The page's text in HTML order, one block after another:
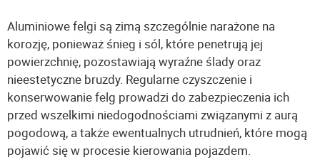
Aluminiowe felgi są zimą szczególnie narażone na
korozję, ponieważ śnieg i sól, które penetrują jej
powierzchnię, pozostawiają wyraźne ślady oraz
nieestetyczne bruzdy. Regularne czyszczenie i
konserwowanie felg prowadzi do zabezpieczenia ich
przed wszelkimi niedogodnościami związanymi z aurą
pogodową, a także ewentualnych utrudnień, które mogą
pojawić się w procesie kierowania pojazdem.